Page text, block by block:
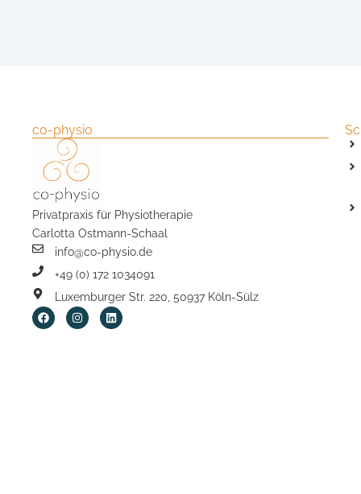
co-physio
Privatpraxis für Physiotherapie
Carlotta Ostmann-Schaal
info@co-physio.de
+49 (0) 172 1034091
Luxemburger Str. 220, 50937 Köln-Sülz
F
a
c
I
n
s
L
i
n